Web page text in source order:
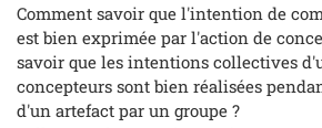
Comment savoir que l'intention de
est bien exprimée par l'action de
savoir que les intentions collectives
concepteurs sont bien réalisées
d'un artefact par un groupe ?